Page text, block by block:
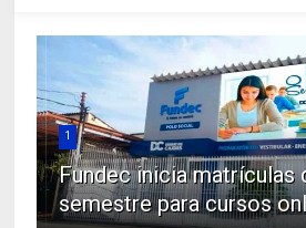
1
Fundec inicia matrículas
semestre para cursos